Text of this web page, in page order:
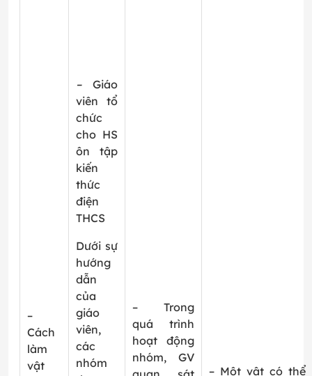
–
Cách
làm
vật
– Giáo
viên tổ
chức
cho HS
ôn tập
kiến
thức
điện
THCS
Dưới sự
hướng
dẫn
của
giáo
viên,
các
nhóm
– Trong
quá trình
hoạt động
nhóm, GV
– Một vật có thể